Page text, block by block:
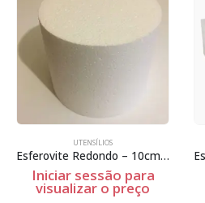
UTENSÍLIOS
Esferovite Redondo – 10cm Espessura
Iniciar sessão para
visualizar o preço